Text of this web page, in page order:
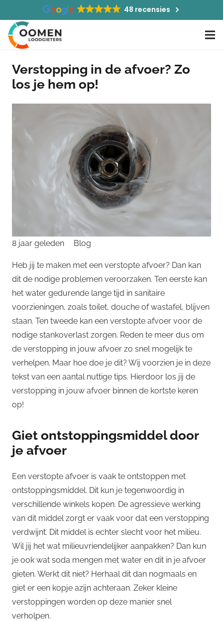
48 recensies
Verstopping in de afvoer? Zo
los je hem op!
8 jaar geleden Blog
Heb jij te maken met een verstopte afvoer? Dan kan
dit de nodige problemen veroorzaken. Ten eerste kan
het water gedurende lange tijd in sanitaire
voorzieningen, zoals toilet, douche of wastafel, blijven
staan. Ten tweede kan een verstopte afvoer voor de
nodige stankoverlast zorgen. Reden te meer dus om
de verstopping in jouw afvoer zo snel mogelijk te
verhelpen. Maar hoe doe je dit? Wij voorzien je in deze
tekst van een aantal nuttige tips. Hierdoor los jij de
verstopping in jouw afvoer binnen de kortste keren
op!
Giet ontstoppingsmiddel door
je afvoer
Een verstopte afvoer is vaak te ontstoppen met
ontstoppingsmiddel. Dit kun je tegenwoordig in
verschillende winkels kopen. De agressieve werking
van dit middel zorgt er vaak voor dat een verstopping
verdwijnt. Dit middel is echter slecht voor het milieu.
Wil jij het wat milieuvriendelijker aanpakken? Dan kun
je ook wat soda mengen met water en dit in je afvoer
gieten. Werkt dit niet? Herhaal dit dan nogmaals en
giet er een kopje azijn achteraan. Zeker kleine
verstoppingen worden op deze manier snel
verholpen.